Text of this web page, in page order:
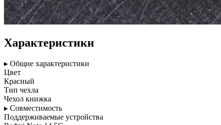
Характеристики
▸ Общие характеристики
Цвет
Красный
Тип чехла
Чехол книжка
▸ Совместимость
Поддерживаемые устройства